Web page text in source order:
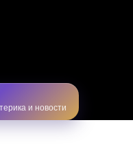
и новости